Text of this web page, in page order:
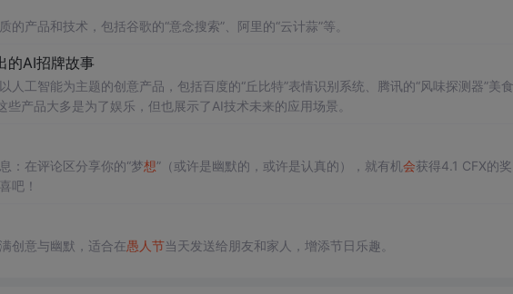
的产品和技术，包括谷歌的“意念搜索”、阿里的“云计蒜”等。
的AI招牌故事
人工智能为主题的创意产品，包括百度的“丘比特”表情识别系统、腾讯的“风味探测器”美
些产品大多是为了娱乐，但也展示了AI技术未来的应用场景。
：在评论区分享你的“梦想”（或许是幽默的，或许是认真的），就有机会获得4.1 CFX的奖
吧！
创意与幽默，适合在愚人节当天发送给朋友和家人，增添节日乐趣。